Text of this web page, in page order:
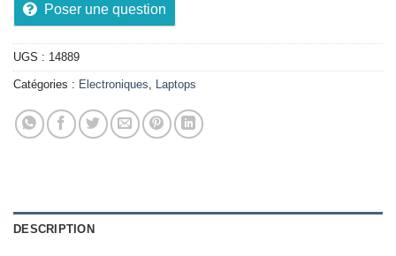
Poser une question
UGS : 14889
Catégories : Electroniques Laptops
DESCRIPTION